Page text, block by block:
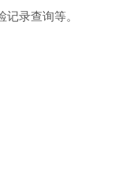
录查询等。